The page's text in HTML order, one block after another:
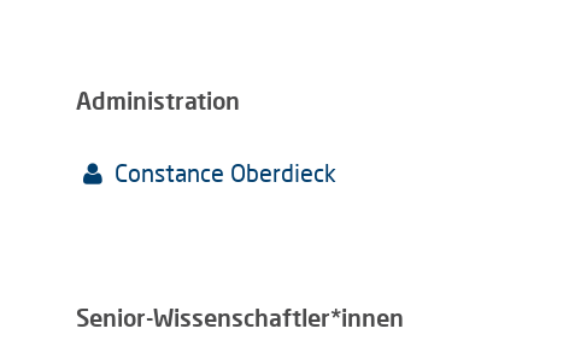
Administration
Constance Oberdieck
Senior-Wissenschaftler*innen